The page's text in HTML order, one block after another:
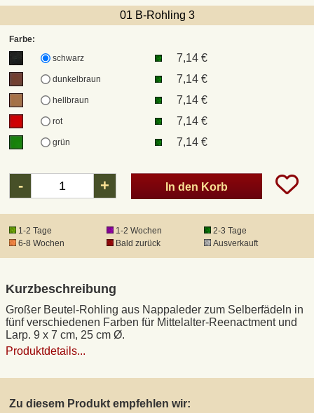
01 B-Rohling 3
Farbe:
schwarz
7,14 €
dunkelbraun 7,14 €
hellbraun 7,14 €
rot 7,14 €
grün 7,14 €
- + In den Korb
1-2 Tage 1-2 Wochen
2-3 Tage
6-8 Wochen
Bald zurück Ausverkauft
Kurzbeschreibung
Großer Beutel-Rohling aus Nappaleder zum Selberfädeln in
fünf verschiedenen Farben für Mittelalter-Reenactment und
Larp. 9 x 7 cm, 25 cm Ø.
Produktdetails...
Zu diesem Produkt empfehlen wir:
DHL Paket
DPD
DHL Kleinpaket
DHL Express
Waffenrecht und FSK 18
Produkthaftung
Widerrufsrecht
Anfertigung von Museumsrepliken
Mittelalter-Großhandel